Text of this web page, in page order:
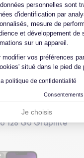
personnelles sont
d'identification par
mesure de
et développement
sur un appareil.
modifier vos préférences
situé dans le pied de
politique de confidentialité
Je choisis
du reconditionné
nous reconditionnons
produits pour un
de qualité.
Vous
128 Go Graphite